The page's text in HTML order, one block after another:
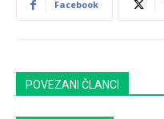
Facebook
POVEZANI ČLANCI